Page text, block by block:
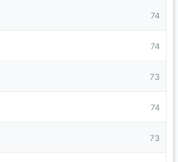
74
74
73
74
73